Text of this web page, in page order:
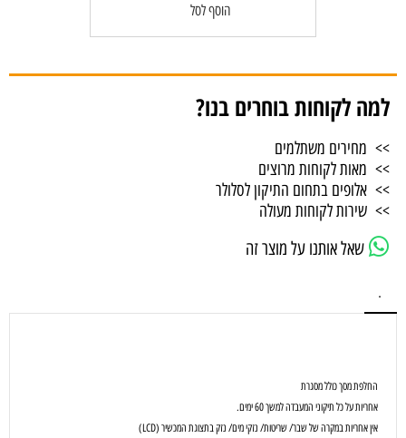
הוסף לסל
למה לקוחות בוחרים בנו?
>> מחירים משתלמים
>> מאות לקוחות מרוצים
>> אלופים בתחום התיקון לסלולר
>> שירות לקוחות מעולה
שאל אותנו על מוצר זה
.
החלפת מסך כולל מסגרת
אחריות על כל תיקוני המעבדה למשך 60 ימים.
אין אחריות במקרה של שבר/ שריטות/ נזקי מים/ נזק בתצוגת המכשיר (LCD)